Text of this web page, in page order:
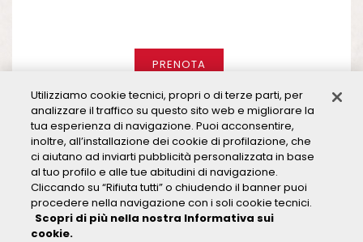
PRENOTA
CARICA ALTRI
Fondazione FS Italiane
La Fondazione FS italiane è il custode e gestore del grande patrimonio
Utilizziamo cookie tecnici, propri o di terze parti, per
analizzare il traffico su questo sito web e migliorare la
tua esperienza di navigazione. Puoi acconsentire,
inoltre, all’installazione dei cookie di profilazione, che
ci aiutano ad inviarti pubblicità personalizzata in base
al tuo profilo e alle tue abitudini di navigazione.
Cliccando su “Rifiuta tutti” o chiudendo il banner puoi
procedere nella navigazione con i soli cookie tecnici.
Scopri di più nella nostra Informativa sui
cookie.